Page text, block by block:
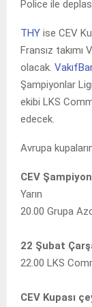
Police ile
THY ise CEV
Fransız takımı
olacak.
Şampiyonlar
ekibi LKS
edecek.
Avrupa
CEV
Yarın
20.00 Grupa
22 Şubat
22.00 LKS
CEV Kupası